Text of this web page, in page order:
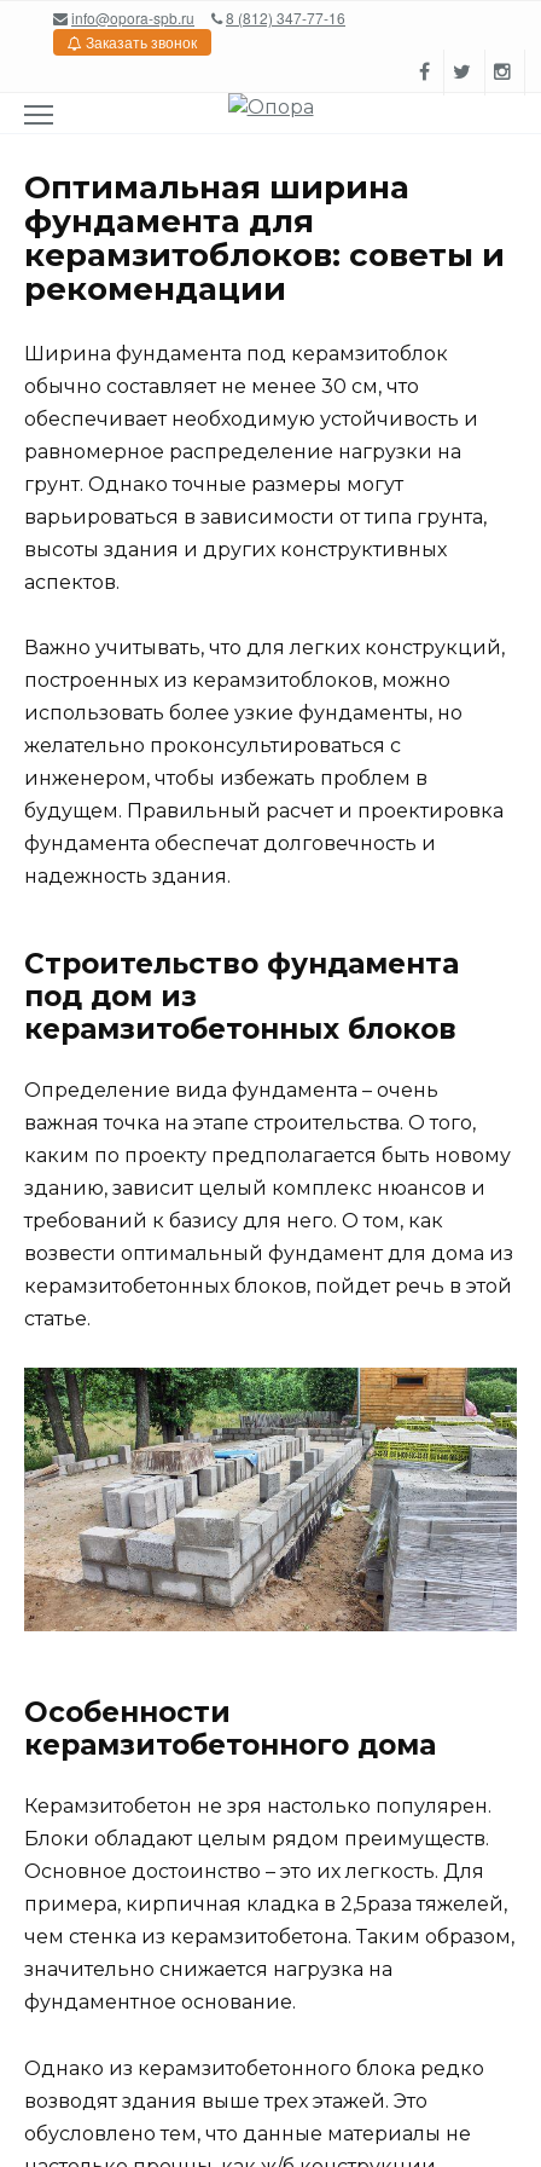
Перейтиinfo@opora-spb.ru
8 (812) 347-77-16
Заказать звонок
Оптимальная ширина
фундамента для
керамзитоблоков: советы и
рекомендации
Ширина фундамента под керамзитоблок
обычно составляет не менее 30 см, что
обеспечивает необходимую устойчивость и
равномерное распределение нагрузки на
грунт. Однако точные размеры могут
варьироваться в зависимости от типа грунта,
высоты здания и других конструктивных
аспектов.
Важно учитывать, что для легких конструкций,
построенных из керамзитоблоков, можно
использовать более узкие фундаменты, но
желательно проконсультироваться с
инженером, чтобы избежать проблем в
будущем. Правильный расчет и проектировка
фундамента обеспечат долговечность и
надежность здания.
Строительство фундамента
под дом из
керамзитобетонных блоков
Определение вида фундамента – очень
важная точка на этапе строительства. О того,
каким по проекту предполагается быть новому
зданию, зависит целый комплекс нюансов и
требований к базису для него. О том, как
возвести оптимальный фундамент для дома из
керамзитобетонных блоков, пойдет речь в этой
статье.
Особенности
керамзитобетонного дома
Керамзитобетон не зря настолько популярен.
Блоки обладают целым рядом преимуществ.
Основное достоинство – это их легкость. Для
примера, кирпичная кладка в 2,5раза тяжелей,
чем стенка из керамзитобетона. Таким образом,
значительно снижается нагрузка на
фундаментное основание.
Однако из керамзитобетонного блока редко
возводят здания выше трех этажей. Это
обусловлено тем, что данные материалы не